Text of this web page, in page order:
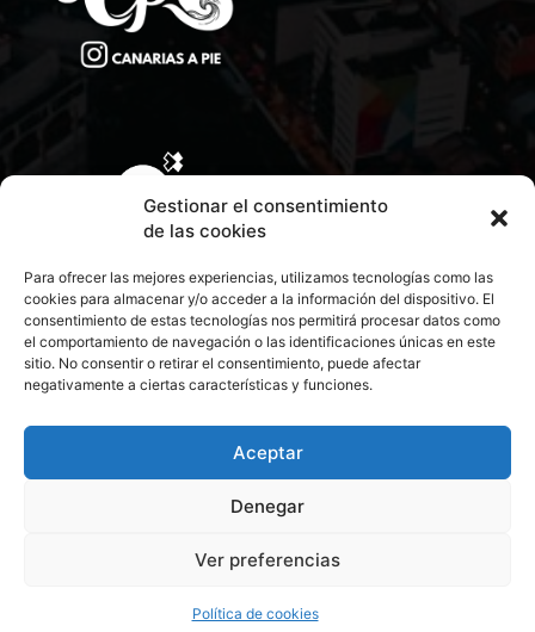
Gestionar el consentimiento
de las cookies
Para ofrecer las mejores experiencias, utilizamos tecnologías como las
cookies para almacenar y/o acceder a la información del dispositivo. El
consentimiento de estas tecnologías nos permitirá procesar datos como
el comportamiento de navegación o las identificaciones únicas en este
sitio. No consentir o retirar el consentimiento, puede afectar
negativamente a ciertas características y funciones.
Aceptar
Denegar
Ver preferencias
Política de cookies
CONTACTA CON NOSOTROS
© 2026 Todos los derechos reservados. Culturamanía